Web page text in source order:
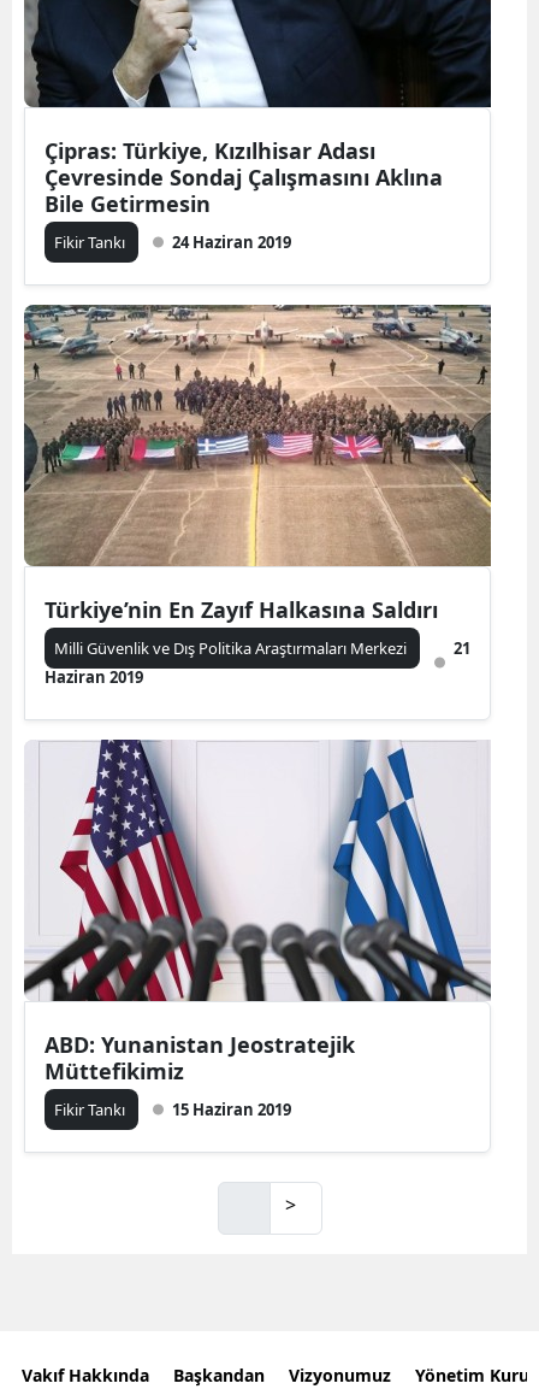
Çipras: Türkiye, Kızılhisar Adası
Çevresinde Sondaj Çalışmasını Aklına
Bile Getirmesin
Fikir Tankı 24 Haziran 2019
Türkiye’nin En Zayıf Halkasına Saldırı
Milli Güvenlik ve Dış Politika Araştırmaları Merkezi
21
Haziran 2019
ABD: Yunanistan Jeostratejik
Müttefikimiz
Fikir Tankı 15 Haziran 2019
>
Vakıf Hakkında Başkandan Vizyonumuz Yönetim